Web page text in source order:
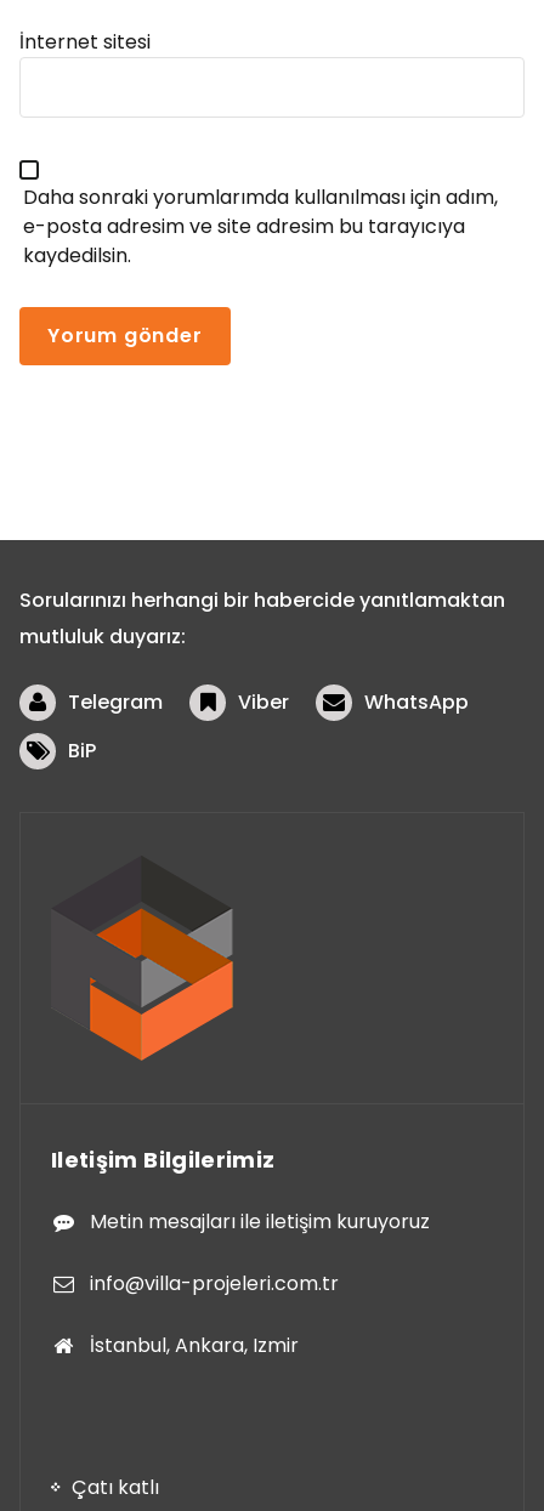
İnternet sitesi
Daha sonraki yorumlarımda kullanılması için adım,
e-posta adresim ve site adresim bu tarayıcıya
kaydedilsin.
Sorularınızı herhangi bir habercide yanıtlamaktan
mutluluk duyarız:
Telegram Viber
WhatsApp
BiP
Iletişim Bilgilerimiz
Metin mesajları ile iletişim kuruyoruz
info@villa-projeleri.com.tr
İstanbul, Ankara, Izmir
Çatı katlı